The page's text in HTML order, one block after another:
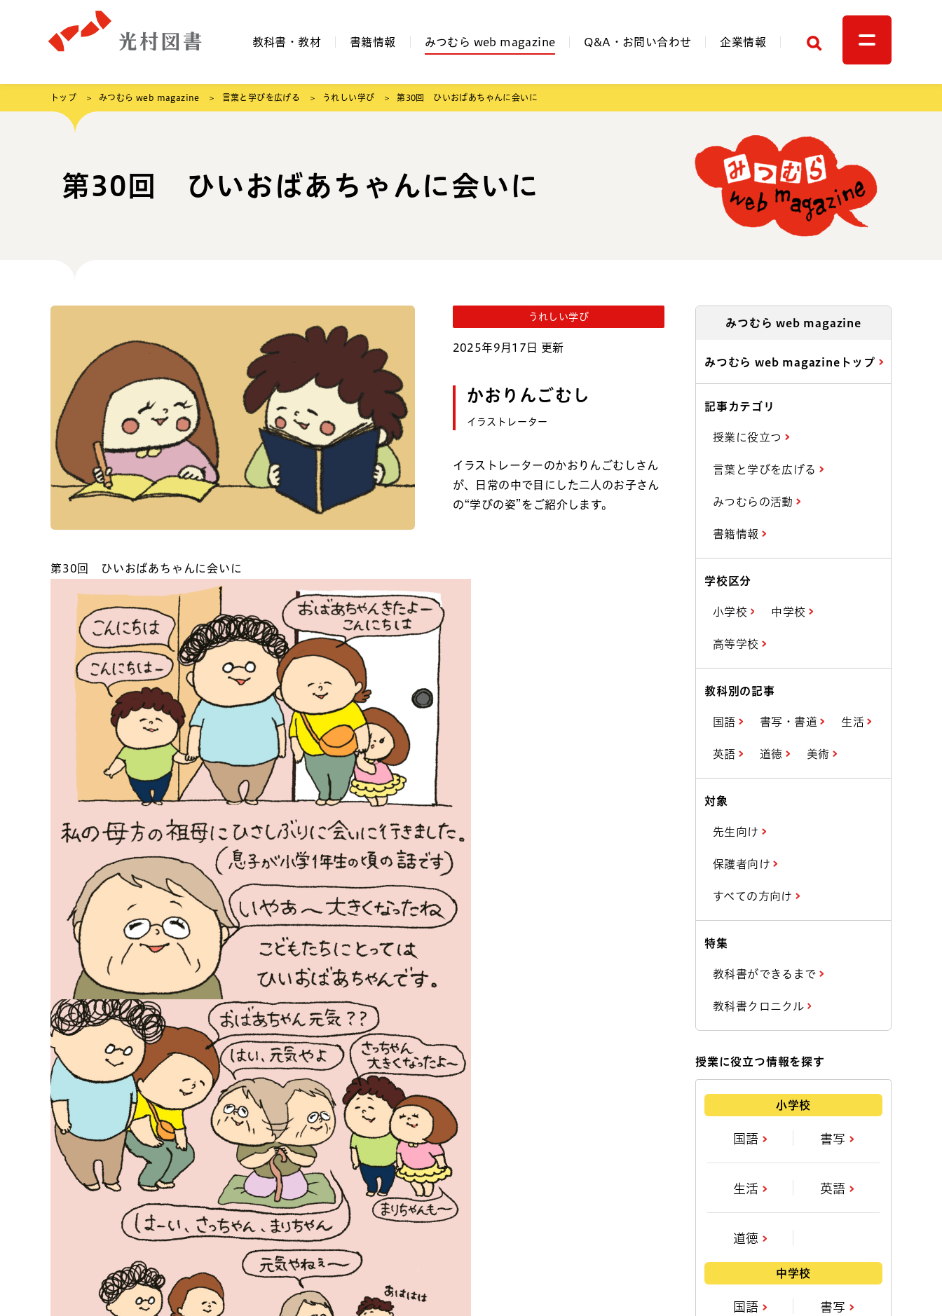
教科書・教材 書籍情報 みつむら web magazine Q&A・お問い合わせ 企業情報 検索
トップ みつむら web magazine 言葉と学びを広げる うれしい学び 第30回 ひいおばあちゃんに会いに
第30回 ひいおばあちゃんに会いに
うれしい学び
2025年9月17日 更新
かおりんごむし
イラストレーター
イラストレーターのかおりんごむしさん
が、日常の中で目にした二人のお子さん
の“学びの姿”をご紹介します。
第30回 ひいおばあちゃんに会いに
みつむら web magazine
みつむら web magazineトップ
記事カテゴリ
授業に役立つ
言葉と学びを広げる
みつむらの活動
書籍情報
学校区分
小学校 中学校
高等学校
教科別の記事
国語 書写・書道 生活
英語 道徳 美術
対象
先生向け
保護者向け
すべての方向け
特集
教科書ができるまで
教科書クロニクル
授業に役立つ情報を探す
小学校
国語 書写
生活 英語
道徳
中学校
国語 書写